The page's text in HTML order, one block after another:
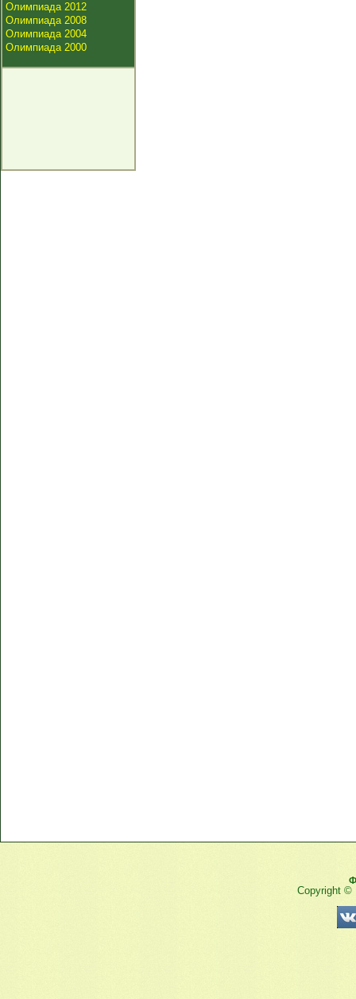
Олимпиада 2012
Олимпиада 2008
Олимпиада 2004
Олимпиада 2000
Copyright ©